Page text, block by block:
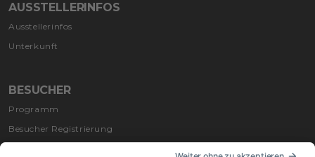
AUSSTELLERINFOS
Ausstellerinfos
Unterkunft
BESUCHER
Programm
Besucher Registrierung